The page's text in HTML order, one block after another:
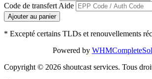
Code de transfert Aide
Ajouter au panier
* Excepté certains TLDs et renouvellements
Powered by
Copyright © 2026 shoutcast services. Tous